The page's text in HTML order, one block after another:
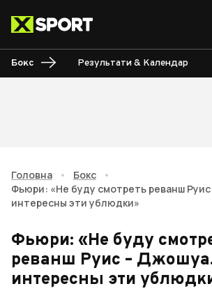
Бокс Результати & Календар
Головна • Бокс
•
Фьюри: «Не буду смотреть реванш
интересны эти ублюдки»
Фьюри: «Не буду
реванш Руис –
интересны эти